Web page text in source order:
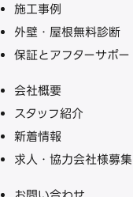
施工事例
外壁・屋根無料診断
保証とアフターサポー
会社概要
スタッフ紹介
新着情報
求人・協力会社様募集